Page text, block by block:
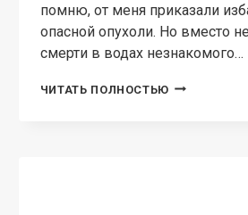
помню, от меня приказали
опасной опухоли. Но вместо
смерти в водах незнакомого…
ЧИТАТЬ ПОЛНОСТЬЮ ШВЕЙНАЯ